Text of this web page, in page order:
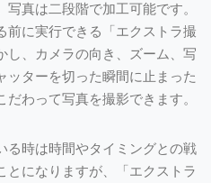
真は二段階で加工可能です。
前に実行できる「エクストラ撮
し、カメラの向き、ズーム、写
ッターを切った瞬間に止まった
わって写真を撮影できます。
る時は時間やタイミングとの戦
とになりますが、「エクストラ